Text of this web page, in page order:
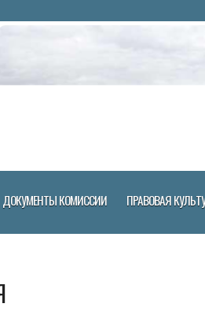
ДОКУМЕНТЫ КОМИССИИ ПРАВОВАЯ